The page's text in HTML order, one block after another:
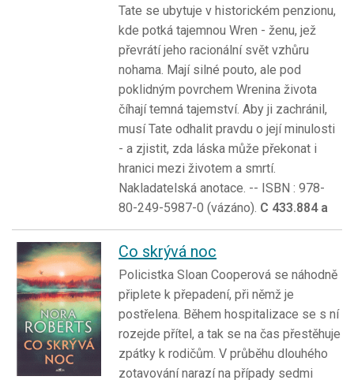
Tate se ubytuje v historickém penzionu,
kde potká tajemnou Wren - ženu, jež
převrátí jeho racionální svět vzhůru
nohama. Mají silné pouto, ale pod
poklidným povrchem Wrenina života
číhají temná tajemství. Aby ji zachránil,
musí Tate odhalit pravdu o její minulosti
- a zjistit, zda láska může překonat i
hranici mezi životem a smrtí.
Nakladatelská anotace. -- ISBN : 978-
80-249-5987-0 (vázáno). C 433.884 a
Co skrývá noc
Policistka Sloan Cooperová se náhodně
připlete k přepadení, při němž je
postřelena. Během hospitalizace se s ní
rozejde přítel, a tak se na čas přestěhuje
zpátky k rodičům. V průběhu dlouhého
zotavování narazí na případy sedmi